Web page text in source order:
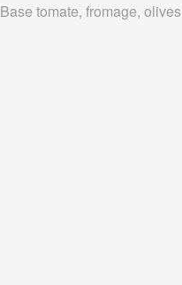
Base tomate, fromage, olives